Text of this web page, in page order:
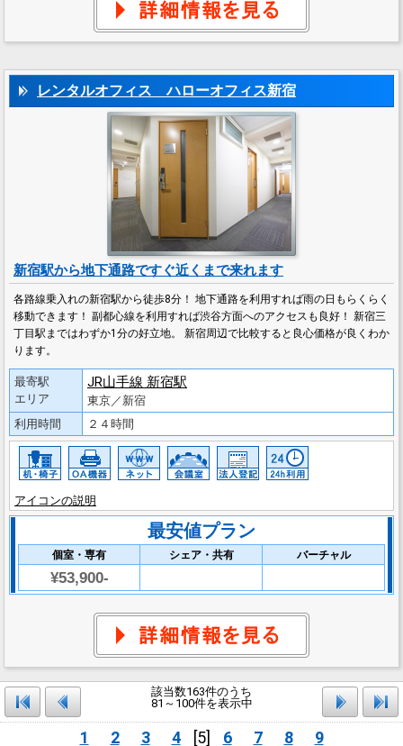
レンタルオフィス ハローオフィス新宿
新宿駅から地下通路ですぐ近くまで来れます
各路線乗入れの新宿駅から徒歩8分！ 地下通路を利用すれば雨の日もらくらく
移動できます！ 副都心線を利用すれば渋谷方面へのアクセスも良好！ 新宿三
丁目駅まではわずか1分の好立地。 新宿周辺で比較すると良心価格が良くわか
ります。
最寄駅
エリア
JR山手線 新宿駅
東京／新宿
利用時間
２４時間
アイコンの説明
最安値プラン
個室・専有 シェア・共有 バーチャル
¥53,900-
該当数163件のうち
81～100件を表示中
1 2 3 4 [5] 6 7 8 9